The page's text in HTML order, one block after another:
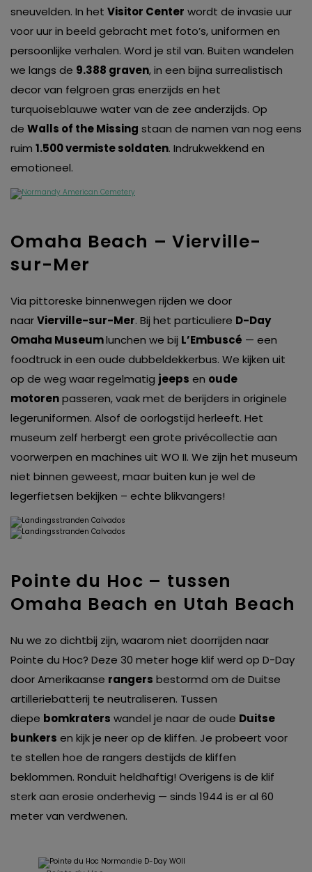
sneuvelden. In het Visitor Center wordt de invasie uur
voor uur in beeld gebracht met foto’s, uniformen en
persoonlijke verhalen. Word je stil van. Buiten wandelen
we langs de 9.388 graven, in een bijna surrealistisch
decor van felgroen gras enerzijds en het
turquoiseblauwe water van de zee anderzijds. Op
de Walls of the Missing staan de namen van nog eens
ruim 1.500 vermiste soldaten. Indrukwekkend en
emotioneel.
Omaha Beach – Vierville-
sur-Mer
Via pittoreske binnenwegen rijden we door
naarVierville-sur-Mer. Bij het particuliere D-Day
Omaha Museumlunchen we bij L’Embuscé — een
foodtruck in een oude dubbeldekkerbus. We kijken uit
op de weg waar regelmatig jeeps en oude
motorenpasseren, vaak met de berijders in originele
legeruniformen. Alsof de oorlogstijd herleeft. Het
museum zelf herbergt een grote privécollectie aan
voorwerpen en machines uit WO II. We zijn het museum
niet binnen geweest, maar buiten kun je wel de
legerfietsen bekijken – echte blikvangers!
Pointe du Hoc – tussen
Omaha Beach en Utah Beach
Nu we zo dichtbij zijn, waarom niet doorrijden naar
Pointe du Hoc? Deze 30 meter hoge klif werd op D-Day
door Amerikaanse rangers bestormd om de Duitse
artilleriebatterij te neutraliseren. Tussen
diepe bomkraters wandel je naar de oude Duitse
bunkers en kijk je neer op de kliffen. Je probeert voor
te stellen hoe de rangers destijds de kliffen
beklommen. Ronduit heldhaftig! Overigens is de klif
sterk aan erosie onderhevig — sinds 1944 is er al 60
meter van verdwenen.